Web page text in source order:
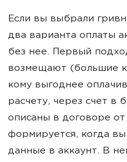
Если вы выбрали
два варианта оплаты
без нее. Первый
возмещают (большие
кому выгоднее
расчету, через счет в
описаны в договоре
формируется, когда
данные в аккаунт. В